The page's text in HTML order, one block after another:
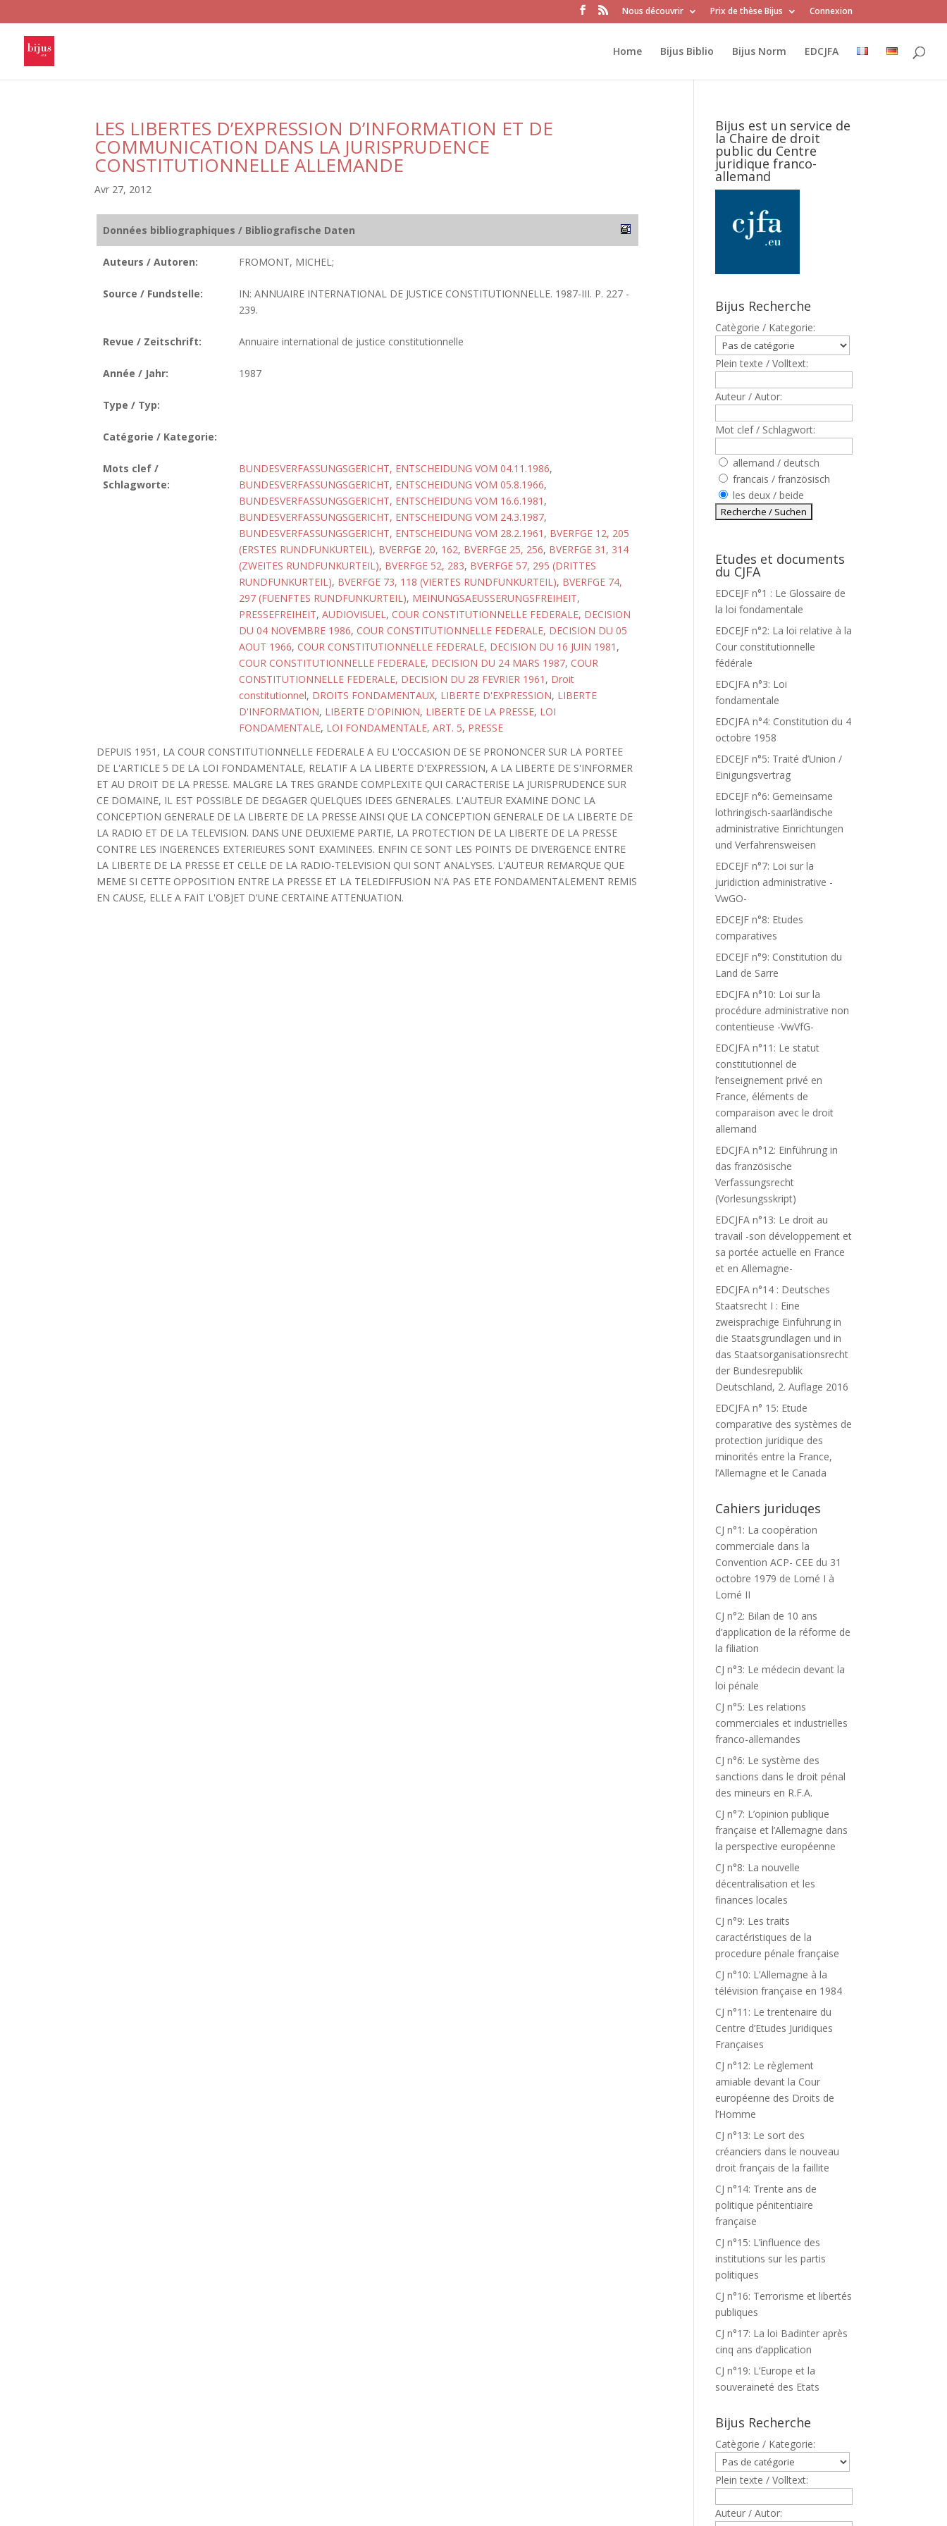
Nous découvrir Prix de thèse Bijus Connexion
Home Bijus Biblio Bijus Norm EDCJFA
LES LIBERTES D’EXPRESSION D’INFORMATION ET DE
COMMUNICATION DANS LA JURISPRUDENCE
CONSTITUTIONNELLE ALLEMANDE
Avr 27, 2012
Données bibliographiques / Bibliografische Daten
Auteurs / Autoren: FROMONT, MICHEL;
Source / Fundstelle:
IN: ANNUAIRE INTERNATIONAL DE JUSTICE CONSTITUTIONNELLE. 1987-III. P. 227 -
239.
Revue / Zeitschrift: Annuaire international de justice constitutionnelle
Année / Jahr: 1987
Type / Typ:
Catégorie / Kategorie:
Mots clef /
Schlagworte:
BUNDESVERFASSUNGSGERICHT, ENTSCHEIDUNG VOM 04.11.1986,
BUNDESVERFASSUNGSGERICHT, ENTSCHEIDUNG VOM 05.8.1966,
BUNDESVERFASSUNGSGERICHT, ENTSCHEIDUNG VOM 16.6.1981 ,
BUNDESVERFASSUNGSGERICHT, ENTSCHEIDUNG VOM 24.3.1987,
BUNDESVERFASSUNGSGERICHT, ENTSCHEIDUNG VOM 28.2.1961 , BVERFGE 12, 205
(ERSTES RUNDFUNKURTEIL), BVERFGE 20, 162, BVERFGE 25, 256, BVERFGE 31, 314
(ZWEITES RUNDFUNKURTEIL), BVERFGE 52, 283, BVERFGE 57, 295 (DRITTES
RUNDFUNKURTEIL), BVERFGE 73, 118 (VIERTES RUNDFUNKURTEIL), BVERFGE 74,
297 (FUENFTES RUNDFUNKURTEIL), MEINUNGSAEUSSERUNGSFREIHEIT,
PRESSEFREIHEIT, AUDIOVISUEL, COUR CONSTITUTIONNELLE FEDERALE, DECISION
DU 04 NOVEMBRE 1986, COUR CONSTITUTIONNELLE FEDERALE, DECISION DU 05
AOUT 1966, COUR CONSTITUTIONNELLE FEDERALE, DECISION DU 16 JUIN 1981 ,
COUR CONSTITUTIONNELLE FEDERALE, DECISION DU 24 MARS 1987, COUR
CONSTITUTIONNELLE FEDERALE, DECISION DU 28 FEVRIER 1961 , Droit
constitutionnel, DROITS FONDAMENTAUX, LIBERTE D'EXPRESSION, LIBERTE
D'INFORMATION, LIBERTE D'OPINION, LIBERTE DE LA PRESSE, LOI
FONDAMENTALE, LOI FONDAMENTALE, ART. 5, PRESSE
DEPUIS 1951, LA COUR CONSTITUTIONNELLE FEDERALE A EU L'OCCASION DE SE PRONONCER SUR LA PORTEE
DE L'ARTICLE 5 DE LA LOI FONDAMENTALE, RELATIF A LA LIBERTE D'EXPRESSION, A LA LIBERTE DE S'INFORMER
ET AU DROIT DE LA PRESSE. MALGRE LA TRES GRANDE COMPLEXITE QUI CARACTERISE LA JURISPRUDENCE SUR
CE DOMAINE, IL EST POSSIBLE DE DEGAGER QUELQUES IDEES GENERALES. L'AUTEUR EXAMINE DONC LA
CONCEPTION GENERALE DE LA LIBERTE DE LA PRESSE AINSI QUE LA CONCEPTION GENERALE DE LA LIBERTE DE
LA RADIO ET DE LA TELEVISION. DANS UNE DEUXIEME PARTIE, LA PROTECTION DE LA LIBERTE DE LA PRESSE
CONTRE LES INGERENCES EXTERIEURES SONT EXAMINEES. ENFIN CE SONT LES POINTS DE DIVERGENCE ENTRE
LA LIBERTE DE LA PRESSE ET CELLE DE LA RADIO-TELEVISION QUI SONT ANALYSES. L'AUTEUR REMARQUE QUE
MEME SI CETTE OPPOSITION ENTRE LA PRESSE ET LA TELEDIFFUSION N'A PAS ETE FONDAMENTALEMENT REMIS
EN CAUSE, ELLE A FAIT L'OBJET D'UNE CERTAINE ATTENUATION.
Bijus est un service de
la Chaire de droit
public du Centre
juridique franco-
allemand
Bijus Recherche
Catègorie / Kategorie:
Plein texte / Volltext:
Auteur / Autor:
Mot clef / Schlagwort:
allemand / deutsch
francais / französisch
les deux / beide
Etudes et documents
du CJFA
EDCEJF n°1 : Le Glossaire de
la loi fondamentale
EDCEJF n°2: La loi relative à la
Cour constitutionnelle
fédérale
EDCJFA n°3: Loi
fondamentale
EDCJFA n°4: Constitution du 4
octobre 1958
EDCEJF n°5: Traité d’Union /
Einigungsvertrag
EDCEJF n°6: Gemeinsame
lothringisch-saarländische
administrative Einrichtungen
und Verfahrensweisen
EDCEJF n°7: Loi sur la
juridiction administrative -
VwGO-
EDCEJF n°8: Etudes
comparatives
EDCEJF n°9: Constitution du
Land de Sarre
EDCJFA n°10: Loi sur la
procédure administrative non
contentieuse -VwVfG-
EDCJFA n°11: Le statut
constitutionnel de
l’enseignement privé en
France, éléments de
comparaison avec le droit
allemand
EDCJFA n°12: Einführung in
das französische
Verfassungsrecht
(Vorlesungsskript)
EDCJFA n°13: Le droit au
travail -son développement et
sa portée actuelle en France
et en Allemagne-
EDCJFA n°14 : Deutsches
Staatsrecht I : Eine
zweisprachige Einführung in
die Staatsgrundlagen und in
das Staatsorganisationsrecht
der Bundesrepublik
Deutschland, 2. Auflage 2016
EDCJFA n° 15: Etude
comparative des systèmes de
protection juridique des
minorités entre la France,
l’Allemagne et le Canada
Cahiers juriduqes
CJ n°1: La coopération
commerciale dans la
Convention ACP- CEE du 31
octobre 1979 de Lomé I à
Lomé II
CJ n°2: Bilan de 10 ans
d’application de la réforme de
la filiation
CJ n°3: Le médecin devant la
loi pénale
CJ n°5: Les relations
commerciales et industrielles
franco-allemandes
CJ n°6: Le système des
sanctions dans le droit pénal
des mineurs en R.F.A.
CJ n°7: L’opinion publique
française et l’Allemagne dans
la perspective européenne
CJ n°8: La nouvelle
décentralisation et les
finances locales
CJ n°9: Les traits
caractéristiques de la
procedure pénale française
CJ n°10: L’Allemagne à la
télévision française en 1984
CJ n°11: Le trentenaire du
Centre d’Etudes Juridiques
Françaises
CJ n°12: Le règlement
amiable devant la Cour
européenne des Droits de
l’Homme
CJ n°13: Le sort des
créanciers dans le nouveau
droit français de la faillite
CJ n°14: Trente ans de
politique pénitentiaire
française
CJ n°15: L’influence des
institutions sur les partis
politiques
CJ n°16: Terrorisme et libertés
publiques
CJ n°17: La loi Badinter après
cinq ans d’application
CJ n°19: L’Europe et la
souveraineté des Etats
Bijus Recherche
Catègorie / Kategorie:
Plein texte / Volltext:
Auteur / Autor: